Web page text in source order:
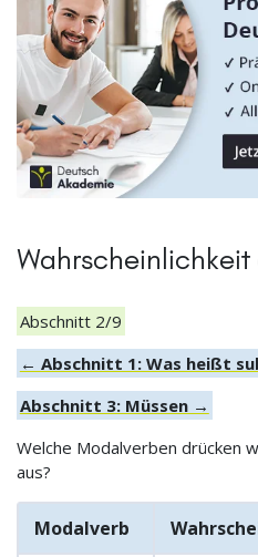
Abschnitt 2/9
← Abschnitt 1: Was heißt
Abschnitt 3: Müssen →
Welche Modalverben drücken
aus?
Modalverb